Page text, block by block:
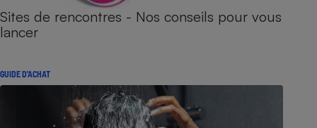
Sites de rencontres - Nos conseils pour vous
lancer
GUIDE D'ACHAT